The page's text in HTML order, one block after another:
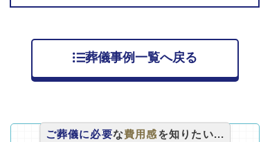
葬儀事例一覧へ戻る
ご葬儀に必要な費用感を知りたい...